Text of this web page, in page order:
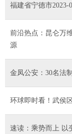
福建省宁德市2023-
前沿热点：昆仑万
源
金凤公安：30名法
环球即时看！武侯
速读：乘势而上